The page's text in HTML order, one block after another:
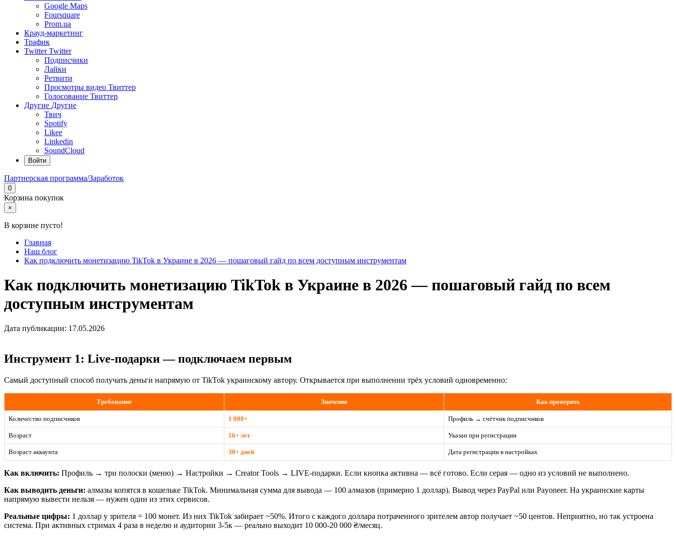
Google Maps
Foursquare
Prom.ua
Крауд-маркетинг
Трафик
TwitterTwitter
Подписчики
Лайки
Ретвити
Просмотры видео Твиттер
Голосование Твиттер
Другие Другие
Твич
Spotify
Likee
Linkedin
SoundCloud
Войти
Партнерская программа/Заработок
0
Корзина покупок
×
В корзине пусто!
Главная
Наш блог
Как подключить монетизацию TikTok в Украине в 2026 — пошаговый гайд по всем доступным инструментам
Как подключить монетизацию TikTok в Украине в 2026 — пошаговый гайд по всем
доступным инструментам
Дата публикации: 17.05.2026
Инструмент 1: Live-подарки — подключаем первым
Самый доступный способ получать деньги напрямую от TikTok украинскому автору. Открывается при выполнении трёх условий одновременно:
Требование Значение Как проверить
Количество подписчиков 1 000+ Профиль → счётчик подписчиков
Возраст 16+ лет Указан при регистрации
Возраст аккаунта 30+ дней Дата регистрации в настройках
Как включить: Профиль → три полоски (меню) → Настройки → Creator Tools → LIVE-подарки. Если кнопка активна — всё готово. Если серая — одно из условий не выполнено.
Как выводить деньги: алмазы копятся в кошельке TikTok. Минимальная сумма для вывода — 100 алмазов (примерно 1 доллар). Вывод через PayPal или Payoneer. На украинские карты
напрямую вывести нельзя — нужен один из этих сервисов.
Реальные цифры: 1 доллар у зрителя = 100 монет. Из них TikTok забирает ~50%. Итого с каждого доллара потраченного зрителем автор получает ~50 центов. Неприятно, но так устроена
система. При активных стримах 4 раза в неделю и аудитории 3-5к — реально выходит 10 000-20 000 ₴/месяц.